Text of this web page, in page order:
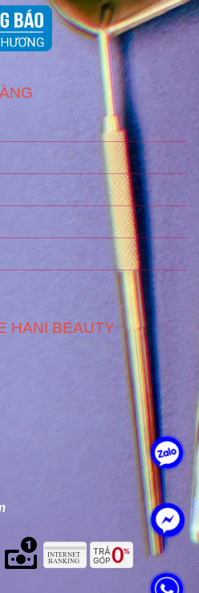
HANI BEAUTY